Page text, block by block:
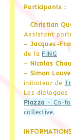
Participants :
– Christian
Assistant
– Jacques-
de la FING
– Nicolas
– Simon
initiateur de
Les
Piazza – Co-
collective.